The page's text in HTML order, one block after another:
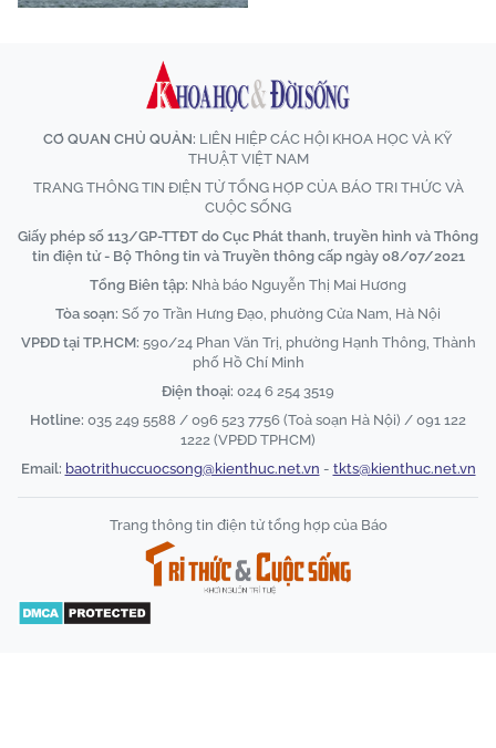
CƠ QUAN CHỦ QUẢN: LIÊN HIỆP CÁC HỘI KHOA HỌC VÀ KỸ
THUẬT VIỆT NAM
TRANG THÔNG TIN ĐIỆN TỬ TỔNG HỢP CỦA BÁO TRI THỨC VÀ
CUỘC SỐNG
Giấy phép số 113/GP-TTĐT do Cục Phát thanh, truyền hình và Thông
tin điện tử - Bộ Thông tin và Truyền thông cấp ngày 08/07/2021
Tổng Biên tập: Nhà báo Nguyễn Thị Mai Hương
Tòa soạn: Số 70 Trần Hưng Đạo, phường Cửa Nam, Hà Nội
VPĐD tại TP.HCM: 590/24 Phan Văn Trị, phường Hạnh Thông, Thành
phố Hồ Chí Minh
Điện thoại: 024 6 254 3519
Hotline: 035 249 5588 / 096 523 7756 (Toà soạn Hà Nội) / 091 122
1222 (VPĐD TPHCM)
Email: baotrithuccuocsong@kienthuc.net.vn - tkts@kienthuc.net.vn
Trang thông tin điện tử tổng hợp của Báo